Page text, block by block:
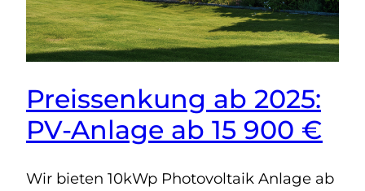
Preissenkung ab 2025:
PV-Anlage ab 15 900 €
Wir bieten 10kWp Photovoltaik Anlage ab